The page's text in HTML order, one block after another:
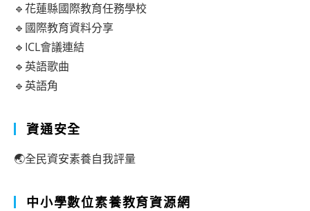
🔹花蓮縣國際教育任務學校
🔹國際教育資料分享
🔹ICL會議連結
🔹英語歌曲
🔹英語角
資通安全
🌏全民資安素養自我評量
中小學數位素養教育資源網